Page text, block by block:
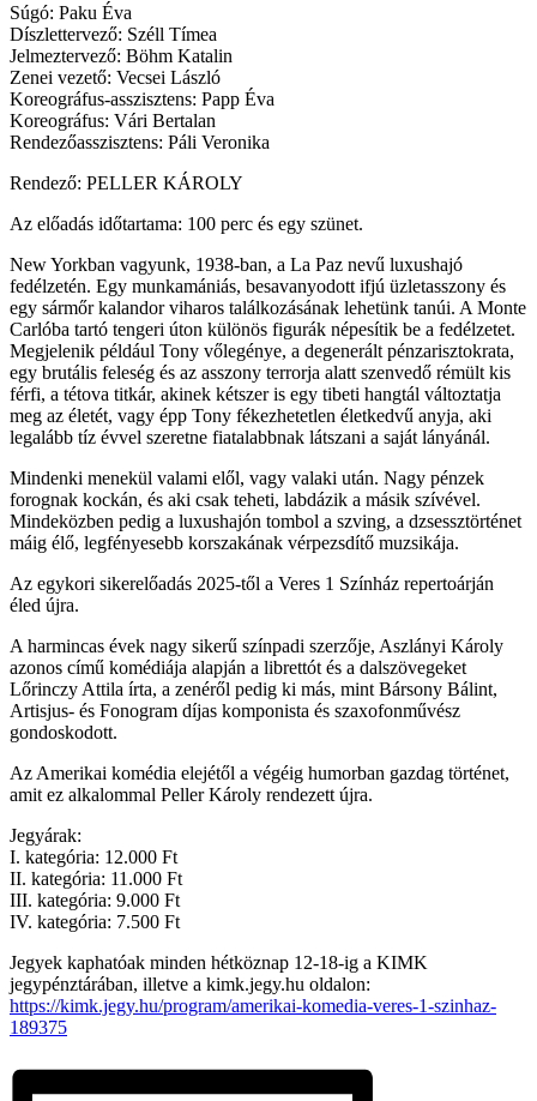
Súgó: Paku Éva
Díszlettervező: Széll Tímea
Jelmeztervező: Böhm Katalin
Zenei vezető: Vecsei László
Koreográfus-asszisztens: Papp Éva
Koreográfus: Vári Bertalan
Rendezőasszisztens: Páli Veronika
Rendező: PELLER KÁROLY
Az előadás időtartama: 100 perc és egy szünet.
New Yorkban vagyunk, 1938-ban, a La Paz nevű luxushajó
fedélzetén. Egy munkamániás, besavanyodott ifjú üzletasszony és
egy sármőr kalandor viharos találkozásának lehetünk tanúi. A Monte
Carlóba tartó tengeri úton különös figurák népesítik be a fedélzetet.
Megjelenik például Tony vőlegénye, a degenerált pénzarisztokrata,
egy brutális feleség és az asszony terrorja alatt szenvedő rémült kis
férfi, a tétova titkár, akinek kétszer is egy tibeti hangtál változtatja
meg az életét, vagy épp Tony fékezhetetlen életkedvű anyja, aki
legalább tíz évvel szeretne fiatalabbnak látszani a saját lányánál.
Mindenki menekül valami elől, vagy valaki után. Nagy pénzek
forognak kockán, és aki csak teheti, labdázik a másik szívével.
Mindeközben pedig a luxushajón tombol a szving, a dzsessztörténet
máig élő, legfényesebb korszakának vérpezsdítő muzsikája.
Az egykori sikerelőadás 2025-től a Veres 1 Színház repertoárján
éled újra.
A harmincas évek nagy sikerű színpadi szerzője, Aszlányi Károly
azonos című komédiája alapján a librettót és a dalszövegeket
Lőrinczy Attila írta, a zenéről pedig ki más, mint Bársony Bálint,
Artisjus- és Fonogram díjas komponista és szaxofonművész
gondoskodott.
Az Amerikai komédia elejétől a végéig humorban gazdag történet,
amit ez alkalommal Peller Károly rendezett újra.
Jegyárak:
I. kategória: 12.000 Ft
II. kategória: 11.000 Ft
III. kategória: 9.000 Ft
IV. kategória: 7.500 Ft
Jegyek kaphatóak minden hétköznap 12-18-ig a KIMK
jegypénztárában, illetve a kimk.jegy.hu oldalon:
https://kimk.jegy.hu/program/amerikai-komedia-veres-1-szinhaz-
189375